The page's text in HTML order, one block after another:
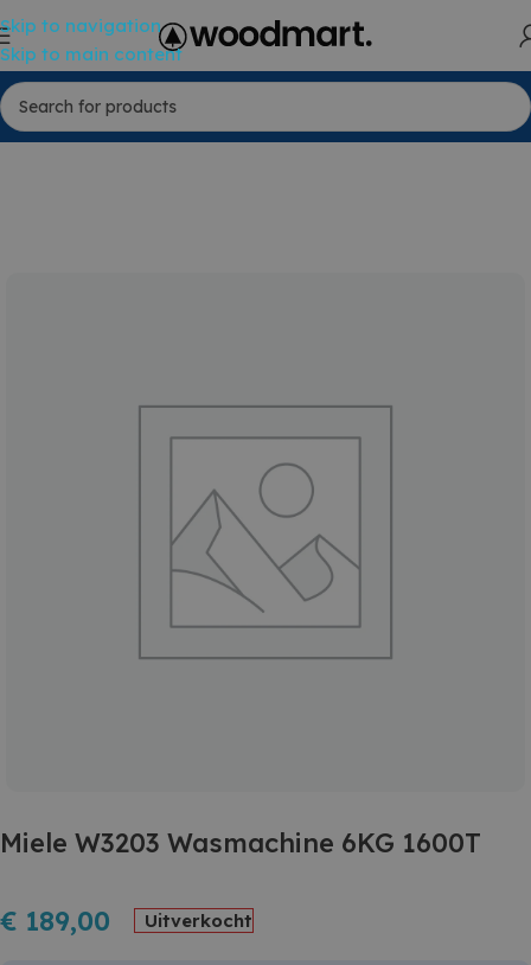
Skip to navigation
Skip to main content
Miele W3203 Wasmachine 6KG 1600T
€ 189,00 Uitverkocht